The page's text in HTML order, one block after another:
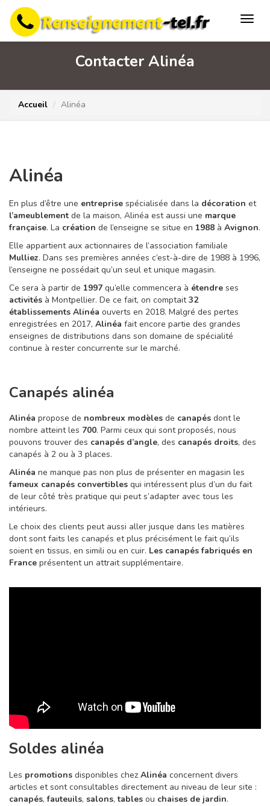
Contacter Alinéa
Accueil Alinéa
Alinéa
En plus d’être une entreprise spécialisée dans la décoration et
l’ameublement de la maison, Alinéa est aussi une marque
française. La création de l’enseigne se situe en 1988 à Avignon.
Elle appartient aux actionnaires de l’association familiale
Mulliez. Dans ses premières années c’est-à-dire de 1988 à 1996,
l’enseigne ne possédait qu’un seul et unique magasin.
Ce sera à partir de 1997 qu’elle commencera à étendre ses
activités à Montpellier. De ce fait, on comptait32
établissements Alinéa ouverts en 2018. Malgré des pertes
enregistrées en 2017, Alinéa fait encore partie des grandes
enseignes de distributions dans son domaine de spécialité
continue à rester concurrente sur le marché.
Canapés alinéa
Alinéa propose de nombreux modèles de canapés dont le
nombre atteint les 700. Parmi ceux qui sont proposés, nous
pouvons trouver des canapés d’angle, des canapés droits, des
canapés à 2 ou à 3 places.
Alinéa ne manque pas non plus de présenter en magasin les
fameux canapés convertibles qui intéressent plus d’un du fait
de leur côté très pratique qui peut s’adapter avec tous les
intérieurs.
Le choix des clients peut aussi aller jusque dans les matières
dont sont faits les canapés et plus précisément le fait qu’ils
soient en tissus, en simili ou en cuir. Les canapés fabriqués en
France présentent un attrait supplémentaire.
Soldes alinéa
Les promotions disponibles chez Alinéa concernent divers
articles et sont consultables directement au niveau de leur site :
canapés,fauteuils, salons,tables ou chaises de jardin.